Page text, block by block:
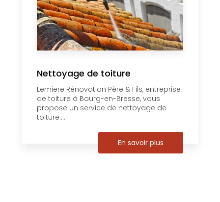
Nettoyage de toiture
Lemiere Rénovation Père & Fils, entreprise
de toiture à Bourg-en-Bresse, vous
propose un service de nettoyage de
toiture....
En savoir plus